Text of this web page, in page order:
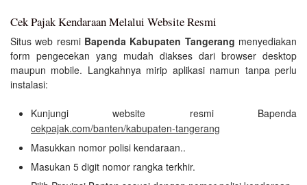
Cek Pajak Kendaraan Melalui Website Resmi
Situs web resmi Bapenda Kabupaten Tangerang menyediakan
form pengecekan yang mudah diakses dari browser desktop
maupun mobile. Langkahnya mirip aplikasi namun tanpa perlu
instalasi:
Kunjungi website resmi Bapenda
cekpajak.com/banten/kabupaten-tangerang
Masukkan nomor polisi kendaraan..
Masukan 5 digit nomor rangka terkhir.